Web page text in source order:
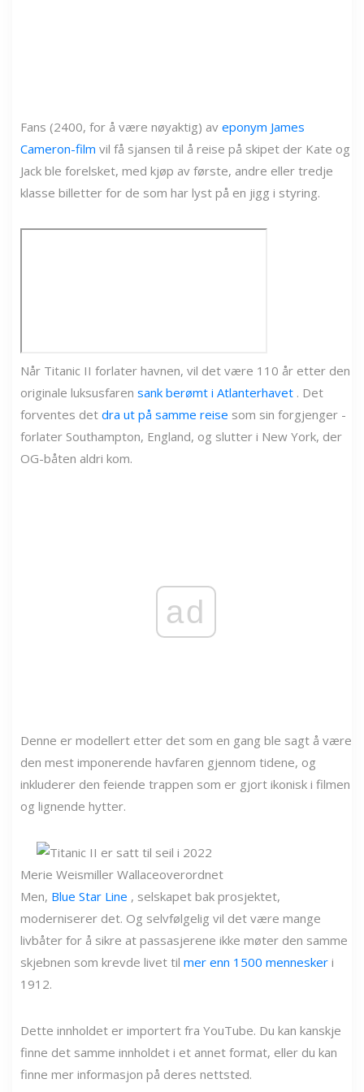
Fans (2400, for å være nøyaktig) av eponym James
Cameron-film vil få sjansen til å reise på skipet der Kate og
Jack ble forelsket, med kjøp av første, andre eller tredje
klasse billetter for de som har lyst på en jigg i styring.
Når Titanic II forlater havnen, vil det være 110 år etter den
originale luksusfaren sank berømt i Atlanterhavet . Det
forventes det dra ut på samme reise som sin forgjenger -
forlater Southampton, England, og slutter i New York, der
OG-båten aldri kom.
ad
Denne er modellert etter det som en gang ble sagt å være
den mest imponerende havfaren gjennom tidene, og
inkluderer den feiende trappen som er gjort ikonisk i filmen
og lignende hytter.
Merie Weismiller Wallaceoverordnet
Men, Blue Star Line , selskapet bak prosjektet,
moderniserer det. Og selvfølgelig vil det være mange
livbåter for å sikre at passasjerene ikke møter den samme
skjebnen som krevde livet til mer enn 1500 mennesker i
1912.
Dette innholdet er importert fra YouTube. Du kan kanskje
finne det samme innholdet i et annet format, eller du kan
finne mer informasjon på deres nettsted.